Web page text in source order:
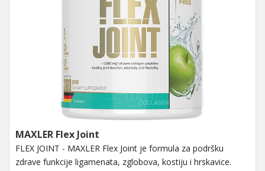
MAXLER Flex Joint
FLEX JOINT - MAXLER Flex Joint je formula za podršku
zdrave funkcije ligamenata, zglobova, kostiju i hrskavice.